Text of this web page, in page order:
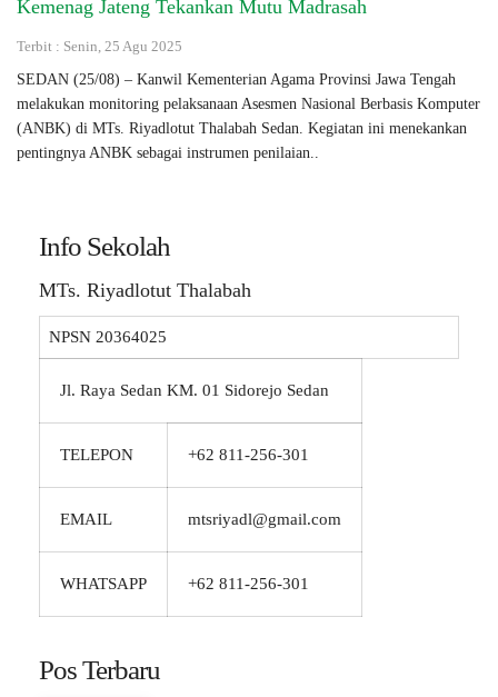
Kemenag Jateng Tekankan Mutu Madrasah
Terbit : Senin, 25 Agu 2025
SEDAN (25/08) – Kanwil Kementerian Agama Provinsi Jawa Tengah
melakukan monitoring pelaksanaan Asesmen Nasional Berbasis Komputer
(ANBK) di MTs. Riyadlotut Thalabah Sedan. Kegiatan ini menekankan
pentingnya ANBK sebagai instrumen penilaian..
Info Sekolah
MTs. Riyadlotut Thalabah
NPSN 20364025
Jl. Raya Sedan KM. 01 Sidorejo Sedan
TELEPON +62 811-256-301
EMAIL mtsriyadl@gmail.com
WHATSAPP +62 811-256-301
Pos Terbaru